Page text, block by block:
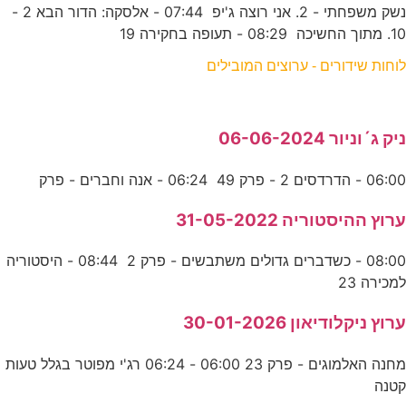
נשק משפחתי - 2. אני רוצה ג'יפ 07:44 - אלסקה: הדור הבא 2 -
10. מתוך החשיכה 08:29 - תעופה בחקירה 19
לוחות שידורים - ערוצים המובילים
ניק ג´וניור 06-06-2024
06:00 - הדרדסים 2 - פרק 49 06:24 - אנה וחברים - פרק
ערוץ ההיסטוריה 31-05-2022
08:00 - כשדברים גדולים משתבשים - פרק 2 08:44 - היסטוריה
למכירה 23
ערוץ ניקלודיאון 30-01-2026
מחנה האלמוגים - פרק 23 06:00 - 06:24 רג'י מפוטר בגלל טעות
קטנה